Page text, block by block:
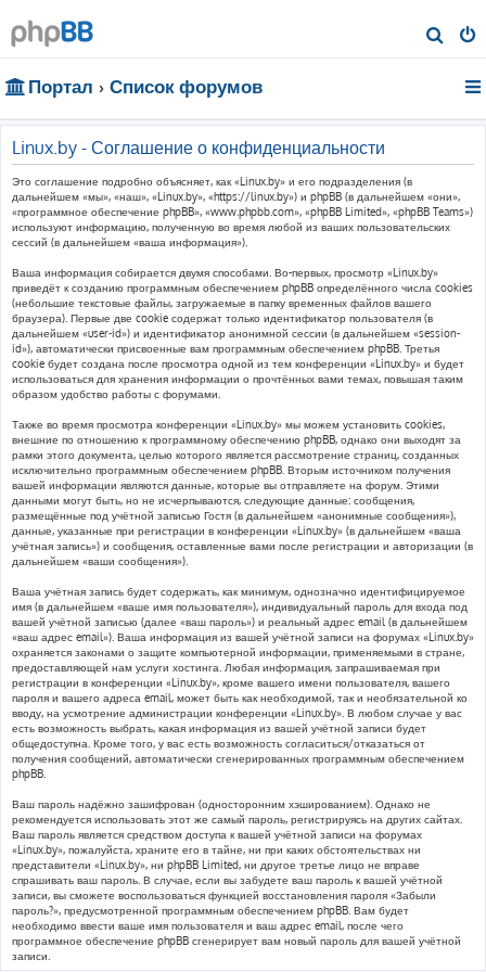
о
Портал Список форумов
Linux.by - Соглашение о конфиденциальности
Это соглашение подробно объясняет, как «Linux.by» и его подразделения (в
дальнейшем «мы», «наш», «Linux.by», «https://linux.by») и phpBB (в дальнейшем «они»,
«программное обеспечение phpBB», «www.phpbb.com», «phpBB Limited», «phpBB Teams»)
используют информацию, полученную во время любой из ваших пользовательских
сессий (в дальнейшем «ваша информация»).
Ваша информация собирается двумя способами. Во-первых, просмотр «Linux.by»
приведёт к созданию программным обеспечением phpBB определённого числа cookies
(небольшие текстовые файлы, загружаемые в папку временных файлов вашего
браузера). Первые две cookie содержат только идентификатор пользователя (в
дальнейшем «user-id») и идентификатор анонимной сессии (в дальнейшем «session-
id»), автоматически присвоенные вам программным обеспечением phpBB. Третья
cookie будет создана после просмотра одной из тем конференции «Linux.by» и будет
использоваться для хранения информации о прочтённых вами темах, повышая таким
образом удобство работы с форумами.
Также во время просмотра конференции «Linux.by» мы можем установить cookies,
внешние по отношению к программному обеспечению phpBB, однако они выходят за
рамки этого документа, целью которого является рассмотрение страниц, созданных
исключительно программным обеспечением phpBB. Вторым источником получения
вашей информации являются данные, которые вы отправляете на форум. Этими
данными могут быть, но не исчерпываются, следующие данные: сообщения,
размещённые под учётной записью Гостя (в дальнейшем «анонимные сообщения»),
данные, указанные при регистрации в конференции «Linux.by» (в дальнейшем «ваша
учётная запись») и сообщения, оставленные вами после регистрации и авторизации (в
дальнейшем «ваши сообщения»).
Ваша учётная запись будет содержать, как минимум, однозначно идентифицируемое
имя (в дальнейшем «ваше имя пользователя»), индивидуальный пароль для входа под
вашей учётной записью (далее «ваш пароль») и реальный адрес email (в дальнейшем
«ваш адрес email»). Ваша информация из вашей учётной записи на форумах «Linux.by»
охраняется законами о защите компьютерной информации, применяемыми в стране,
предоставляющей нам услуги хостинга. Любая информация, запрашиваемая при
регистрации в конференции «Linux.by», кроме вашего имени пользователя, вашего
пароля и вашего адреса email, может быть как необходимой, так и необязательной ко
вводу, на усмотрение администрации конференции «Linux.by». В любом случае у вас
есть возможность выбрать, какая информация из вашей учётной записи будет
общедоступна. Кроме того, у вас есть возможность согласиться/отказаться от
получения сообщений, автоматически сгенерированных программным обеспечением
phpBB.
Ваш пароль надёжно зашифрован (односторонним хэшированием). Однако не
рекомендуется использовать этот же самый пароль, регистрируясь на других сайтах.
Ваш пароль является средством доступа к вашей учётной записи на форумах
«Linux.by», пожалуйста, храните его в тайне, ни при каких обстоятельствах ни
представители «Linux.by», ни phpBB Limited, ни другое третье лицо не вправе
спрашивать ваш пароль. В случае, если вы забудете ваш пароль к вашей учётной
записи, вы сможете воспользоваться функцией восстановления пароля «Забыли
пароль?», предусмотренной программным обеспечением phpBB. Вам будет
необходимо ввести ваше имя пользователя и ваш адрес email, после чего
программное обеспечение phpBB сгенерирует вам новый пароль для вашей учётной
записи.